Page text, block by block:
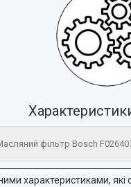
фільтр Bosch
характеристиками, які